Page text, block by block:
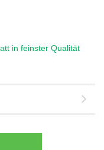
in feinster Qualität